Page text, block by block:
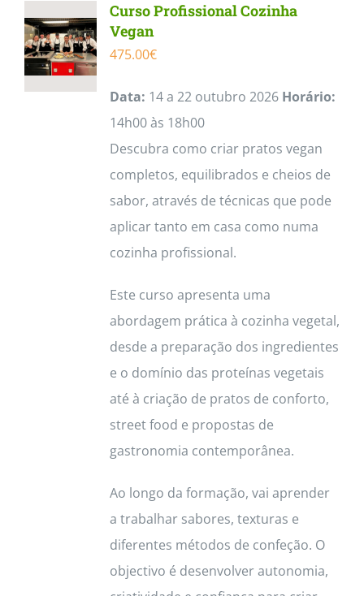
variants.
may
be
chosen
on
the
product
page
Curso Profissional Cozinha
Vegan
475.00€
Data: 14 a 22 outubro 2026 Horário:
14h00 às 18h00
Descubra como criar pratos vegan
completos, equilibrados e cheios de
sabor, através de técnicas que pode
aplicar tanto em casa como numa
cozinha profissional.
Este curso apresenta uma
abordagem prática à cozinha vegetal,
desde a preparação dos ingredientes
e o domínio das proteínas vegetais
até à criação de pratos de conforto,
street food e propostas de
gastronomia contemporânea.
Ao longo da formação, vai aprender
a trabalhar sabores, texturas e
diferentes métodos de confeção. O
objectivo é desenvolver autonomia,